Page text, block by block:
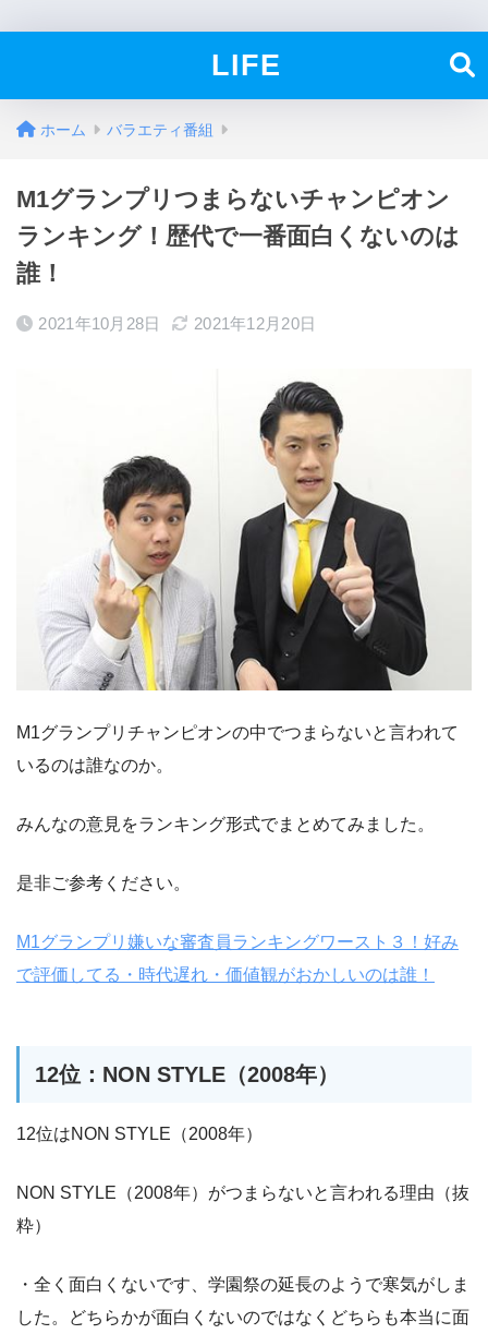
LIFE
ホーム バラエティ番組
M1グランプリつまらないチャンピオン
ランキング！歴代で一番面白くないのは
誰！
2021年10月28日 2021年12月20日
M1グランプリチャンピオンの中でつまらないと言われて
いるのは誰なのか。
みんなの意見をランキング形式でまとめてみました。
是非ご参考ください。
M1グランプリ嫌いな審査員ランキングワースト３！好み
で評価してる・時代遅れ・価値観がおかしいのは誰！
12位：NON STYLE（2008年）
12位はNON STYLE（2008年）
NON STYLE（2008年）がつまらないと言われる理由（抜
粋）
・全く面白くないです、学園祭の延長のようで寒気がしま
した。どちらかが面白くないのではなくどちらも本当に面